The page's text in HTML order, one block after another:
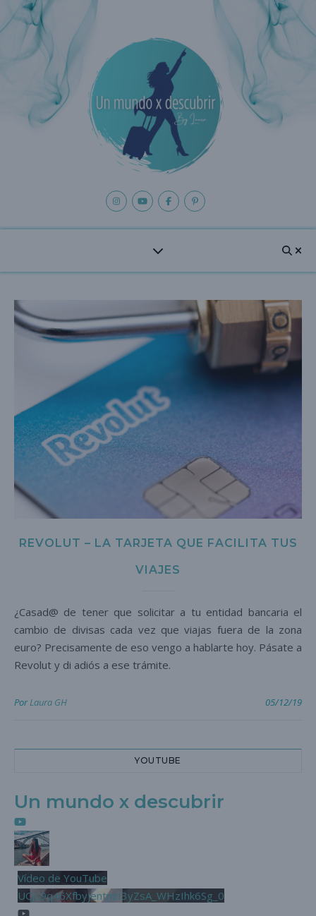
REVOLUT – LA TARJETA QUE FACILITA TUS
VIAJES
¿Casad@ de tener que solicitar a tu entidad bancaria el
cambio de divisas cada vez que viajas fuera de la zona
euro? Precisamente de eso vengo a hablarte hoy. Pásate a
Revolut y di adiós a ese trámite.
PorLaura GH 05/12/19
YOUTUBE
Un mundo x descubrir
Vídeo de YouTube
UCjL9q46XfbyjentnzI3yZsA_WHzIhk6Sg_0